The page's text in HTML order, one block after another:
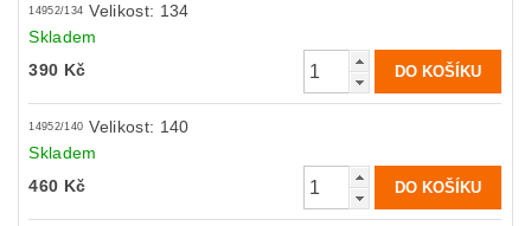
14952/134 Velikost: 134
Skladem
390 Kč
14952/140 Velikost: 140
Skladem
460 Kč